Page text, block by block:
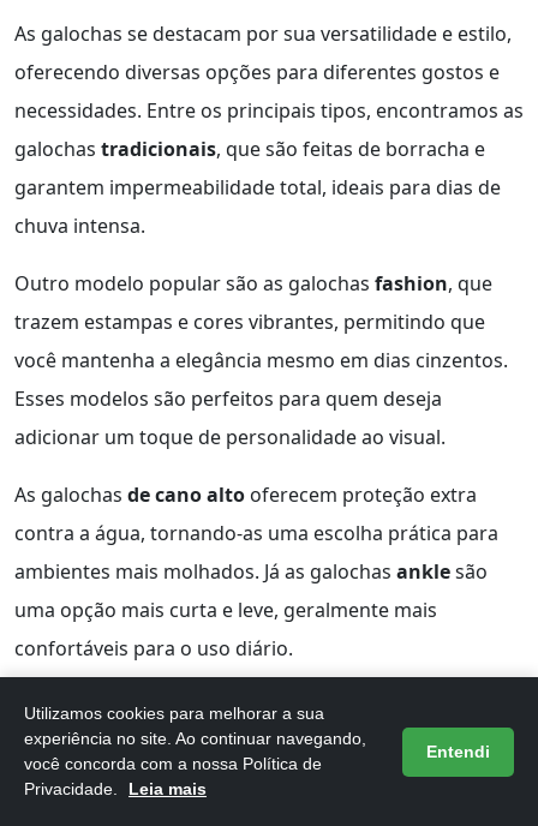
As galochas se destacam por sua versatilidade e estilo,
oferecendo diversas opções para diferentes gostos e
necessidades. Entre os principais tipos, encontramos as
galochas tradicionais, que são feitas de borracha e
garantem impermeabilidade total, ideais para dias de
chuva intensa.
Outro modelo popular são as galochas fashion, que
trazem estampas e cores vibrantes, permitindo que
você mantenha a elegância mesmo em dias cinzentos.
Esses modelos são perfeitos para quem deseja
adicionar um toque de personalidade ao visual.
As galochas de cano alto oferecem proteção extra
contra a água, tornando-as uma escolha prática para
ambientes mais molhados. Já as galochas anklesão
uma opção mais curta e leve, geralmente mais
confortáveis para o uso diário.
Conhecer esses tipos de galochas é fundamental para
escolher a mais adequada ao seu estilo e às condições
climáticas que você enfrenta.
Utilizamos cookies para melhorar a sua
experiência no site. Ao continuar navegando,
você concorda com a nossa Política de
Privacidade.
Leia mais
Entendi